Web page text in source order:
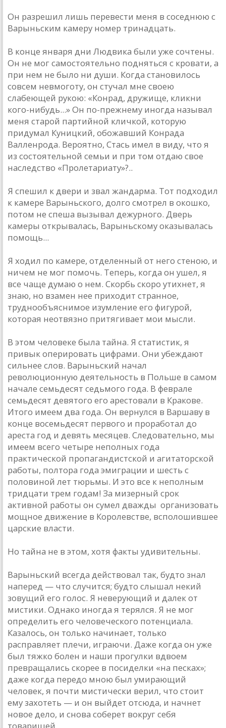
Он разрешил лишь перевести меня в соседнюю с
Варыньским камеру номер тринадцать.
В конце января дни Людвика были уже сочтены.
Он не мог самостоятельно подняться с кровати, а
при нем не было ни души. Когда становилось
совсем невмоготу, он стучал мне своею
слабеющей рукою: «Конрад, дружище, кликни
кого-нибудь...» Он по-прежнему иногда называл
меня старой партийной кличкой, которую
придумал Куницкий, обожавший Конрада
Валленрода. Вероятно, Стась имел в виду, что я
из состоятельной семьи и при том отдаю свое
наследство «Пролетариату»?..
Я спешил к двери и звал жандарма. Тот подходил
к камере Варыньского, долго смотрел в окошко,
потом не спеша вызывал дежурного. Дверь
камеры открывалась, Варыньскому оказывалась
помощь...
Я ходил по камере, отделенный от него стеною, и
ничем не мог помочь. Теперь, когда он ушел, я
все чаще думаю о нем. Скорбь скоро утихнет, я
знаю, но взамен нее приходит странное,
труднообъяснимое изумление его фигурой,
которая неотвязно притягивает мои мысли.
В этом человеке была тайна. Я статистик, я
привык оперировать цифрами. Они убеждают
сильнее слов. Варыньский начал
революционную деятельность в Польше в самом
начале семьдесят седьмого года. В феврале
семьдесят девятого его арестовали в Кракове.
Итого имеем два года. Он вернулся в Варшаву в
конце восемьдесят первого и проработал до
ареста год и девять месяцев. Следовательно, мы
имеем всего четыре неполных года
практической пропагандистской и агитаторской
работы, полтора года эмиграции и шесть с
половиной лет тюрьмы. И это все к неполным
тридцати трем годам! За мизерный срок
активной работы он сумел дважды организовать
мощное движение в Королевстве, всполошившее
царские власти.
Но тайна не в этом, хотя факты удивительны.
Варыньский всегда действовал так, будто знал
наперед — что случится; будто слышал некий
зовущий его голос. Я неверующий и далек от
мистики. Однако иногда я терялся. Я не мог
определить его человеческого потенциала.
Казалось, он только начинает, только
расправляет плечи, играючи. Даже когда он уже
был тяжко болен и наши прогулки вдвоем
превращались скорее в посиделки «на песках»;
даже когда передо мною был умирающий
человек, я почти мистически верил, что стоит
ему захотеть — и он выйдет отсюда, и начнет
новое дело, и снова соберет вокруг себя